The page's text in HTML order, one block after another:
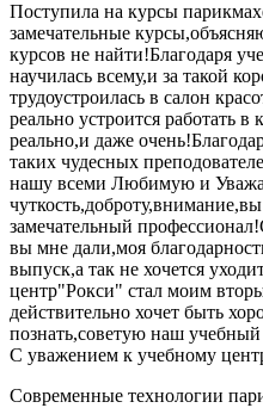
Поступила на курсы
замечательные
курсов не найти!Благодаря
научилась всему,и за такой
трудоустроилась в салон
реально устроится работать в
реально,и даже
таких чудесных
нашу всеми Любимую и
замечательный
вы мне дали,моя
выпуск,а так не хочется
центр"Рокси" стал моим
действительно хочет быть
познать,советую наш
С уважением к учебному
Современные технологии